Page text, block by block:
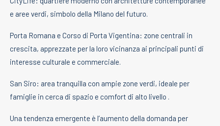
e aree verdi, simbolo della Milano del futuro.
Porta Romana e Corso di Porta Vigentina: zone centrali in
crescita, apprezzate per la loro vicinanza ai principali punti di
interesse culturale e commerciale.
San Siro: area tranquilla con ampie zone verdi, ideale per
famiglie in cerca di spazio e comfort di alto livello .
Una tendenza emergente è l’aumento della domanda per